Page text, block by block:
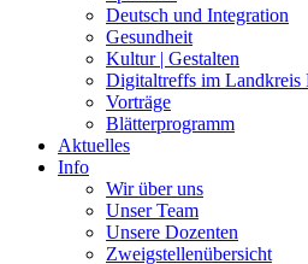
Deutsch und Integration
Gesundheit
Kultur | Gestalten
Digitaltreffs im Landkreis
Vorträge
Blätterprogramm
Aktuelles
Info
Wir über uns
Unser Team
Unsere Dozenten
Zweigstellenübersicht